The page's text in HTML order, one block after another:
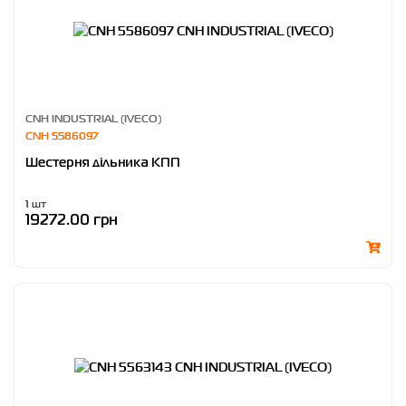
CNH INDUSTRIAL (IVECO)
CNH 5586097
Шестерня дільника КПП
1 шт
19272.00 грн